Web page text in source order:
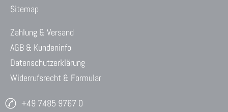
Sitemap
Zahlung & Versand
AGB & Kundeninfo
Datenschutzerklärung
Widerrufsrecht & Formular
+49 7485 9767 0